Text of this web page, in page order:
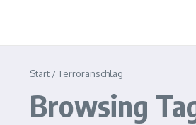
Start /Terroranschlag
Browsing